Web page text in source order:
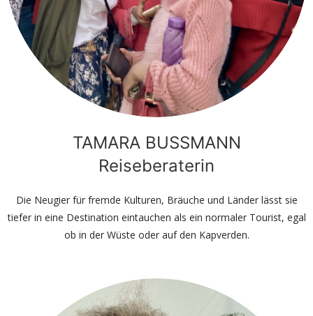
TAMARA BUSSMANN
Reiseberaterin
Die Neugier für fremde Kulturen, Bräuche und Länder lässt sie
tiefer in eine Destination eintauchen als ein normaler Tourist, egal
ob in der Wüste oder auf den Kapverden.